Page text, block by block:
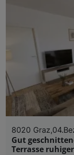
8020
Gut
Terrasse